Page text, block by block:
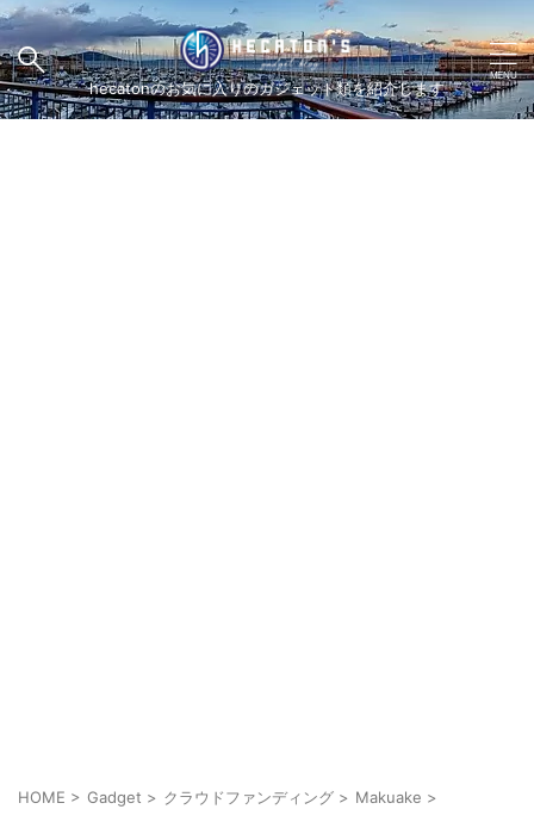
hecatonのお気に入りのガジェット類を紹介します
HOME > Gadget > クラウドファンディング > Makuake >